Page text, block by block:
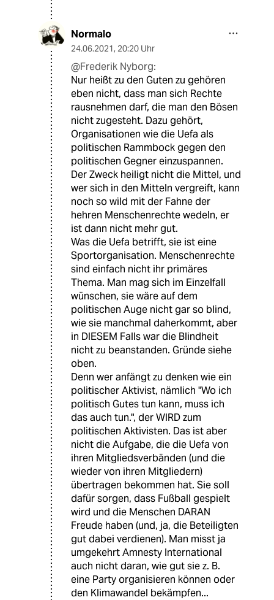
Normalo
24.06.2021, 20:20 Uhr
@Frederik Nyborg:
Nur heißt zu den Guten zu gehören
eben nicht, dass man sich Rechte
rausnehmen darf, die man den Bösen
nicht zugesteht. Dazu gehört,
Organisationen wie die Uefa als
politischen Rammbock gegen den
politischen Gegner einzuspannen.
Der Zweck heiligt nicht die Mittel, und
wer sich in den Mitteln vergreift, kann
noch so wild mit der Fahne der
hehren Menschenrechte wedeln, er
ist dann nicht mehr gut.
Was die Uefa betrifft, sie ist eine
Sportorganisation. Menschenrechte
sind einfach nicht ihr primäres
Thema. Man mag sich im Einzelfall
wünschen, sie wäre auf dem
politischen Auge nicht gar so blind,
wie sie manchmal daherkommt, aber
in DIESEM Falls war die Blindheit
nicht zu beanstanden. Gründe siehe
oben.
Denn wer anfängt zu denken wie ein
politischer Aktivist, nämlich "Wo ich
politisch Gutes tun kann, muss ich
das auch tun.", der WIRD zum
politischen Aktivisten. Das ist aber
nicht die Aufgabe, die die Uefa von
ihren Mitgliedsverbänden (und die
wieder von ihren Mitgliedern)
übertragen bekommen hat. Sie soll
dafür sorgen, dass Fußball gespielt
wird und die Menschen DARAN
Freude haben (und, ja, die Beteiligten
gut dabei verdienen). Man misst ja
umgekehrt Amnesty International
auch nicht daran, wie gut sie z. B.
eine Party organisieren können oder
den Klimawandel bekämpfen...